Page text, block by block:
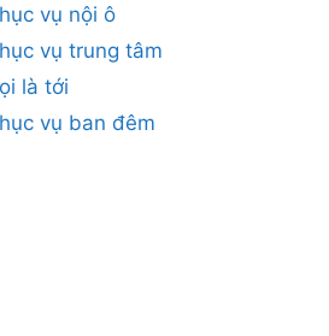
vụ nội ô
vụ trung tâm
là tới
vụ ban đêm